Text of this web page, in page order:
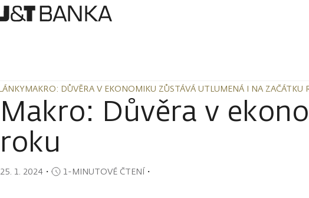
MAKRO: DŮVĚRA V EKONOMIKU ZŮSTÁVÁ UTLUMENÁ I NA ZAČÁTKU
MAKRO: DŮVĚRA V EKONOMIKU ZŮSTÁVÁ UTLUMENÁ I NA ZAČÁTKU
Makro: Důvěra v
roku
25. 1. 2024 ・ 1-MINUTOVÉ ČTENÍ・